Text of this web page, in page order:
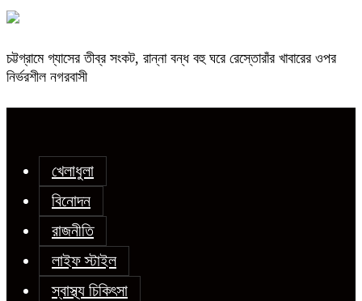
চট্টগ্রামে গ্যাসের তীব্র সংকট, রান্না বন্ধ বহু ঘরে রেস্তোরাঁর খাবারের ওপর
নির্ভরশীল নগরবাসী
খেলাধুলা
বিনোদন
রাজনীতি
লাইফ স্টাইল
স্বাস্থ্য চিকিৎসা